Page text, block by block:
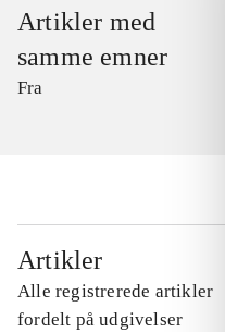
Artikler med
samme emner
Fra
Artikler
Alle registrerede artikler
fordelt på udgivelser